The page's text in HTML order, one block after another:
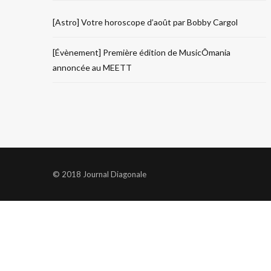
[Astro] Votre horoscope d’août par Bobby Cargol
[Évènement] Première édition de MusicÔmania
annoncée au MEETT
© 2018 Journal Diagonale